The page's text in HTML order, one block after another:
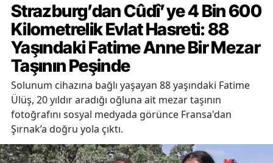
Strazburg’dan Cûdî’ye 4 Bin 600
Kilometrelik Evlat Hasreti: 88
Yaşındaki Fatime Anne Bir Mezar
Taşının Peşinde
Solunum cihazına bağlı yaşayan 88 yaşındaki Fatime
Ülüş, 20 yıldır aradığı oğluna ait mezar taşının
fotoğrafını sosyal medyada görünce Fransa'dan
Şırnak’a doğru yola çıktı.